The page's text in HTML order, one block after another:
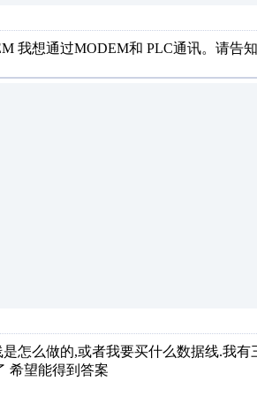
我想通过MODEM和 PLC通讯。请告
怎么做的,或者我要买什么数据线.我有
希望能得到答案